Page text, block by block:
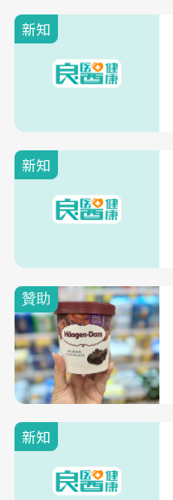
新知
新知
新知